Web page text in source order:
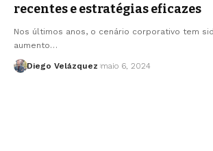
recentes e estratégias eficazes
Nos últimos anos, o cenário corporativo tem
aumento…
Diego Velázquez maio 6, 2024